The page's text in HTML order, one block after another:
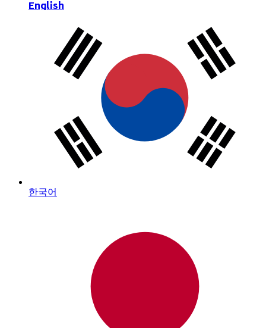
English
한국어